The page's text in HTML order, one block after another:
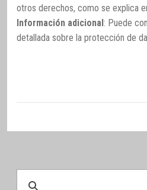
otros derechos, como se explica
Información adicional: Puede
detallada sobre la protección de